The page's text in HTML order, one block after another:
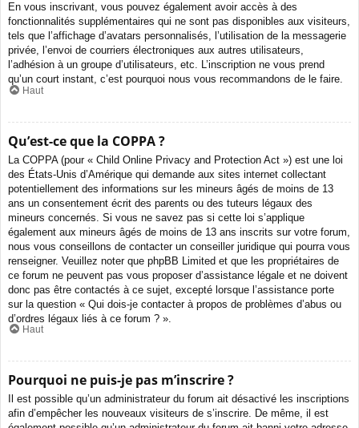
En vous inscrivant, vous pouvez également avoir accès à des
fonctionnalités supplémentaires qui ne sont pas disponibles aux visiteurs,
tels que l’affichage d’avatars personnalisés, l’utilisation de la messagerie
privée, l’envoi de courriers électroniques aux autres utilisateurs,
l’adhésion à un groupe d’utilisateurs, etc. L’inscription ne vous prend
qu’un court instant, c’est pourquoi nous vous recommandons de le faire.
Haut
Qu’est-ce que la COPPA ?
La COPPA (pour « Child Online Privacy and Protection Act ») est une loi
des États-Unis d’Amérique qui demande aux sites internet collectant
potentiellement des informations sur les mineurs âgés de moins de 13
ans un consentement écrit des parents ou des tuteurs légaux des
mineurs concernés. Si vous ne savez pas si cette loi s’applique
également aux mineurs âgés de moins de 13 ans inscrits sur votre forum,
nous vous conseillons de contacter un conseiller juridique qui pourra vous
renseigner. Veuillez noter que phpBB Limited et que les propriétaires de
ce forum ne peuvent pas vous proposer d’assistance légale et ne doivent
donc pas être contactés à ce sujet, excepté lorsque l’assistance porte
sur la question « Qui dois-je contacter à propos de problèmes d’abus ou
d’ordres légaux liés à ce forum ? ».
Haut
Pourquoi ne puis-je pas m’inscrire ?
Il est possible qu’un administrateur du forum ait désactivé les inscriptions
afin d’empêcher les nouveaux visiteurs de s’inscrire. De même, il est